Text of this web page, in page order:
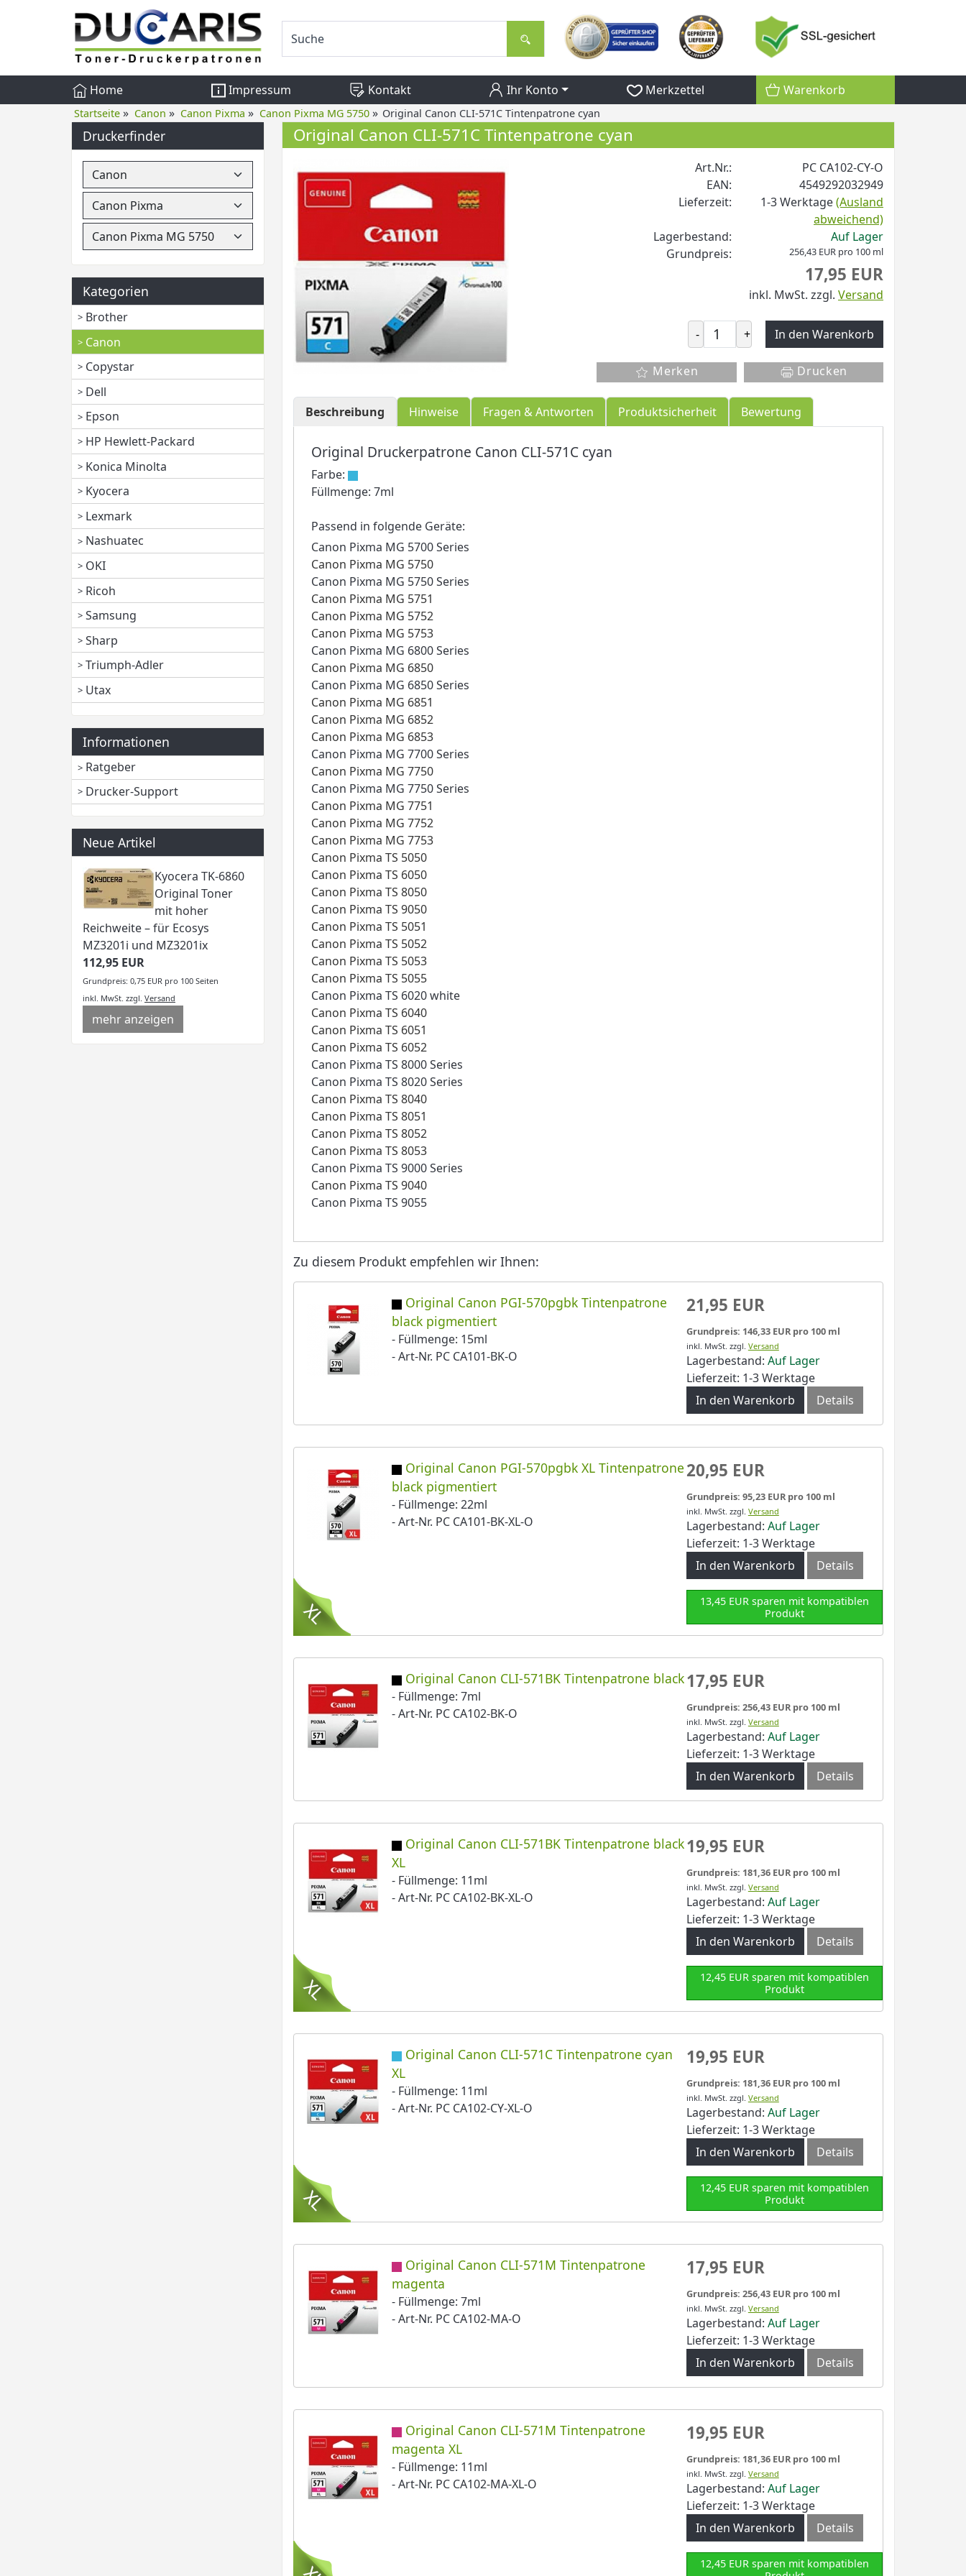
Home Impressum Kontakt Ihr Konto Merkzettel Warenkorb
Startseite » Canon » Canon Pixma » Canon Pixma MG 5750 » Original Canon CLI-571C Tintenpatrone cyan
Druckerfinder
Kategorien
Brother
Canon
Copystar
Dell
Epson
HP Hewlett-Packard
Konica Minolta
Kyocera
Lexmark
Nashuatec
OKI
Ricoh
Samsung
Sharp
Triumph-Adler
Utax
Informationen
Ratgeber
Drucker-Support
Neue Artikel
Kyocera TK-6860
Original Toner
mit hoher
Reichweite – für Ecosys
MZ3201i und MZ3201ix
112,95 EUR
Grundpreis: 0,75 EUR pro 100 Seiten
inkl. MwSt. zzgl. Versand
mehr anzeigen
Original Canon CLI-571C Tintenpatrone cyan
Art.Nr.:
PC CA102-CY-O
EAN:
4549292032949
Lieferzeit:
1-3 Werktage(Ausland
abweichend)
Lagerbestand:
Auf Lager
Grundpreis:
256,43 EUR pro 100 ml
17,95 EUR
inkl. MwSt. zzgl. Versand
- + In den Warenkorb
Merken Drucken
Beschreibung Hinweise Fragen & Antworten Produktsicherheit Bewertung
Original Druckerpatrone Canon CLI-571C cyan
Farbe:
Füllmenge: 7ml
Passend in folgende Geräte:
Canon Pixma MG 5700 Series
Canon Pixma MG 5750
Canon Pixma MG 5750 Series
Canon Pixma MG 5751
Canon Pixma MG 5752
Canon Pixma MG 5753
Canon Pixma MG 6800 Series
Canon Pixma MG 6850
Canon Pixma MG 6850 Series
Canon Pixma MG 6851
Canon Pixma MG 6852
Canon Pixma MG 6853
Canon Pixma MG 7700 Series
Canon Pixma MG 7750
Canon Pixma MG 7750 Series
Canon Pixma MG 7751
Canon Pixma MG 7752
Canon Pixma MG 7753
Canon Pixma TS 5050
Canon Pixma TS 6050
Canon Pixma TS 8050
Canon Pixma TS 9050
Canon Pixma TS 5051
Canon Pixma TS 5052
Canon Pixma TS 5053
Canon Pixma TS 5055
Canon Pixma TS 6020 white
Canon Pixma TS 6040
Canon Pixma TS 6051
Canon Pixma TS 6052
Canon Pixma TS 8000 Series
Canon Pixma TS 8020 Series
Canon Pixma TS 8040
Canon Pixma TS 8051
Canon Pixma TS 8052
Canon Pixma TS 8053
Canon Pixma TS 9000 Series
Canon Pixma TS 9040
Canon Pixma TS 9055
Zu diesem Produkt empfehlen wir Ihnen:
Original Canon PGI-570pgbk Tintenpatrone
black pigmentiert
- Füllmenge: 15ml
- Art-Nr. PC CA101-BK-O
21,95 EUR
Grundpreis: 146,33 EUR pro 100 ml
inkl. MwSt. zzgl. Versand
Lagerbestand: Auf Lager
Lieferzeit: 1-3 Werktage
In den Warenkorb
Details
Original Canon PGI-570pgbk XL Tintenpatrone
black pigmentiert
- Füllmenge: 22ml
- Art-Nr. PC CA101-BK-XL-O
20,95 EUR
Grundpreis: 95,23 EUR pro 100 ml
inkl. MwSt. zzgl. Versand
Lagerbestand: Auf Lager
Lieferzeit: 1-3 Werktage
In den Warenkorb
Details
13,45 EUR sparen mit kompatiblen
Produkt
Original Canon CLI-571BK Tintenpatrone black
- Füllmenge: 7ml
- Art-Nr. PC CA102-BK-O
17,95 EUR
Grundpreis: 256,43 EUR pro 100 ml
inkl. MwSt. zzgl. Versand
Lagerbestand: Auf Lager
Lieferzeit: 1-3 Werktage
In den Warenkorb
Details
Original Canon CLI-571BK Tintenpatrone black
XL
- Füllmenge: 11ml
- Art-Nr. PC CA102-BK-XL-O
19,95 EUR
Grundpreis: 181,36 EUR pro 100 ml
inkl. MwSt. zzgl. Versand
Lagerbestand: Auf Lager
Lieferzeit: 1-3 Werktage
In den Warenkorb
Details
12,45 EUR sparen mit kompatiblen
Produkt
Original Canon CLI-571C Tintenpatrone cyan
XL
- Füllmenge: 11ml
- Art-Nr. PC CA102-CY-XL-O
19,95 EUR
Grundpreis: 181,36 EUR pro 100 ml
inkl. MwSt. zzgl. Versand
Lagerbestand: Auf Lager
Lieferzeit: 1-3 Werktage
In den Warenkorb
Details
12,45 EUR sparen mit kompatiblen
Produkt
Original Canon CLI-571M Tintenpatrone
magenta
- Füllmenge: 7ml
- Art-Nr. PC CA102-MA-O
17,95 EUR
Grundpreis: 256,43 EUR pro 100 ml
inkl. MwSt. zzgl. Versand
Lagerbestand: Auf Lager
Lieferzeit: 1-3 Werktage
In den Warenkorb
Details
Original Canon CLI-571M Tintenpatrone
magenta XL
- Füllmenge: 11ml
- Art-Nr. PC CA102-MA-XL-O
19,95 EUR
Grundpreis: 181,36 EUR pro 100 ml
inkl. MwSt. zzgl. Versand
Lagerbestand: Auf Lager
Lieferzeit: 1-3 Werktage
In den Warenkorb
Details
12,45 EUR sparen mit kompatiblen